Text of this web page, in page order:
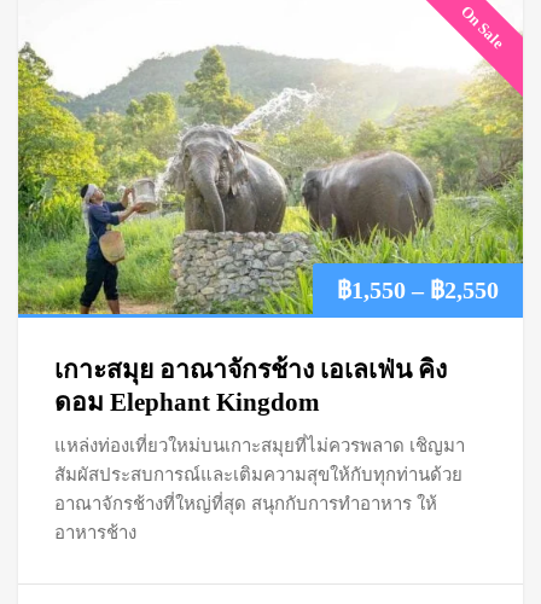
On Sale
฿1,550 – ฿2,550
เกาะสมุย อาณาจักรช้าง เอเลเฟ่น คิง
ดอม Elephant Kingdom
แหล่งท่องเที่ยวใหม่บนเกาะสมุยที่ไม่ควรพลาด เชิญมา
สัมผัสประสบการณ์และเติมความสุขให้กับทุกท่านด้วย
อาณาจักรช้างที่ใหญ่ที่สุด สนุกกับการทำอาหาร ให้
อาหารช้าง